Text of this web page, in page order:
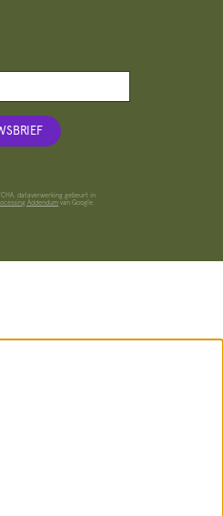
dataverwerking gebeurt in
Addendum van Google.